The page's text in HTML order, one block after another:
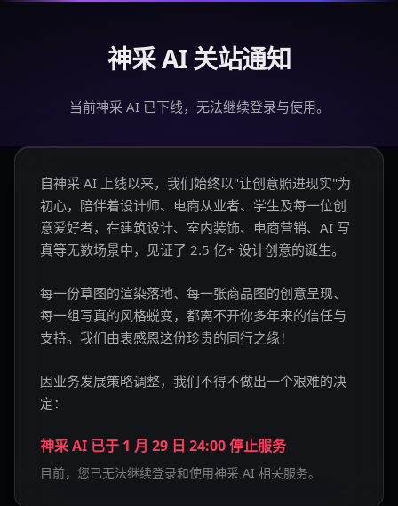
神采 AI 关站通知
当前神采 AI 已下线，无法继续登录与使用。
自神采 AI 上线以来，我们始终以"让创意照进现实"为
初心，陪伴着设计师、电商从业者、学生及每一位创
意爱好者，在建筑设计、室内装饰、电商营销、AI 写
真等无数场景中，见证了 2.5 亿+ 设计创意的诞生。
每一份草图的渲染落地、每一张商品图的创意呈现、
每一组写真的风格蜕变，都离不开你多年来的信任与
支持。我们由衷感恩这份珍贵的同行之缘！
因业务发展策略调整，我们不得不做出一个艰难的决
定：
神采 AI 已于 1 月 29 日 24:00 停止服务
目前，您已无法继续登录和使用神采 AI 相关服务。